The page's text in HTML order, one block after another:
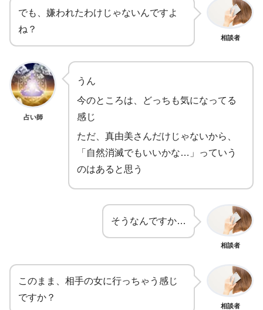
でも、嫌われたわけじゃないんですよ
ね？
相談者
占い師
うん
今のところは、どっちも気になってる
感じ
ただ、真由美さんだけじゃないから、
「自然消滅でもいいかな…」っていう
のはあると思う
そうなんですか…
相談者
このまま、相手の女に行っちゃう感じ
ですか？
相談者